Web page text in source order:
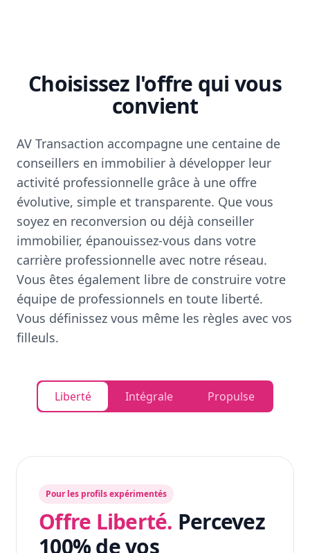
Choisissez l'offre qui vous
convient
AV Transaction accompagne une centaine de
conseillers en immobilier à développer leur
activité professionnelle grâce à une offre
évolutive, simple et transparente. Que vous
soyez en reconversion ou déjà conseiller
immobilier, épanouissez-vous dans votre
carrière professionnelle avec notre réseau.
Vous êtes également libre de construire votre
équipe de professionnels en toute liberté.
Vous définissez vous même les règles avec vos
filleuls.
Liberté Intégrale Propulse
Pour les profils expérimentés
Offre Liberté. Percevez
100% de vos